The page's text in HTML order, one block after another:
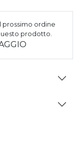
prossimo ordine
prodotto.